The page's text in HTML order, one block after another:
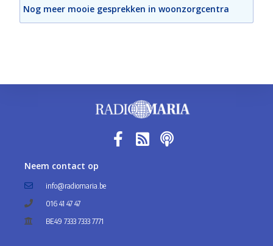
Nog meer mooie gesprekken in woonzorgcentra
Neem contact op
info@radiomaria.be
016 41 47 47
BE49 7333 7333 7771